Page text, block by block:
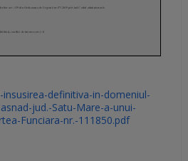
insusirea-definitiva-in-domeniul-
jud.-Satu-Mare-a-unui-
Funciara-nr.-111850.pdf